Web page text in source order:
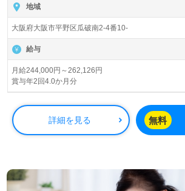
部：大阪府松原市）様の運営です。大阪府
養護老人ホーム、デイサービスを展開さ
◎『のびのびと、おだやかに』ご利用者様
看護助手や介護職経験のある方をお迎えし
老人ホームでの就業経験は問いません。幅
員様が活躍中！穏やかでアットホームな
表彰制度、手厚い福利厚生もうれしいポ
者様のお役に立ちたい、資格/経験を活か
ト型でお一人おひとりに寄り添いたい』
環境を変えて働きたい』等の方も大歓迎で
等、担当コンサルタントよりご案内します
地域
大阪府大阪市平野区瓜破南2-4番10-
給与
月給244,000円～262,126円
賞与年2回4.0か月分
詳細を見る 無料